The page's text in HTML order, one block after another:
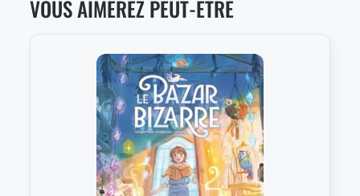
VOUS AIMEREZ PEUT-ÊTRE